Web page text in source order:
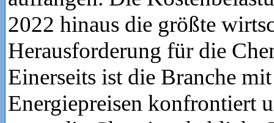
2022 hinaus die größte
Herausforderung für die
Einerseits ist die Branche
Energiepreisen konfrontiert